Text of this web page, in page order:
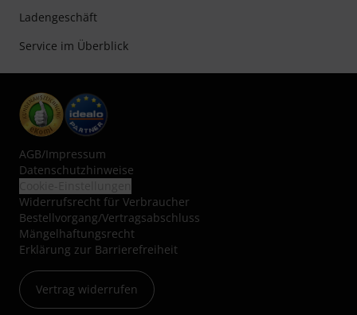
Ladengeschäft
Service im Überblick
AGB/Impressum
Datenschutzhinweise
Widerrufsrecht für Verbraucher
Bestellvorgang/Vertragsabschluss
Mängelhaftungsrecht
Erklärung zur Barrierefreiheit
Vertrag widerrufen